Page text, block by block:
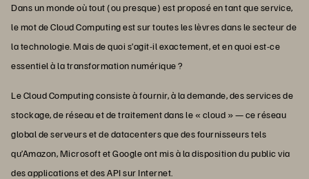
Dans un monde où tout (ou presque) est proposé en tant que service,
le mot de Cloud Computing est sur toutes les lèvres dans le secteur de
la technologie. Mais de quoi s’agit-il exactement, et en quoi est-ce
essentiel à la transformation numérique ?
Le Cloud Computing consiste à fournir, à la demande, des services de
stockage, de réseau et de traitement dans le « cloud » — ce réseau
global de serveurs et de datacenters que des fournisseurs tels
qu’Amazon, Microsoft et Google ont mis à la disposition du public via
des applications et des API sur Internet.